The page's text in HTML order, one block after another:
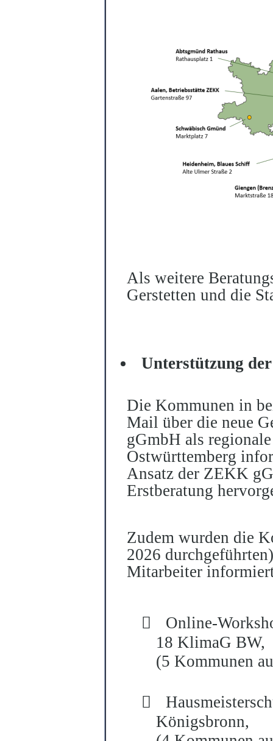
Als weitere
Gerstetten und die
Unterstützung
Die Kommunen in
Mail über die neue
gGmbH als
Ostwürttemberg
Ansatz der ZEKK
Erstberatung
Zudem wurden die
2026
Mitarbeiter

Online-
18 KlimaG BW,
(5 Kommunen

Königsbronn,